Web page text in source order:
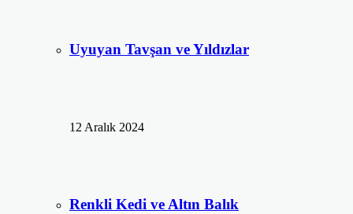
Uyuyan Tavşan ve Yıldızlar
12 Aralık 2024
Renkli Kedi ve Altın Balık